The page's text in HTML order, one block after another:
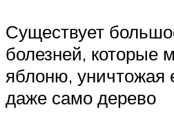
Существует
болезней, которые
яблоню, уничтожая
даже само дерево